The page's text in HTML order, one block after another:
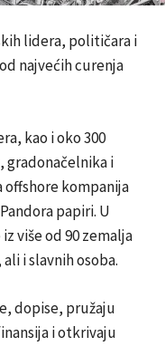
lidera, političara i
najvećih curenja
kao i oko 300
gradonačelnika i
offshore kompanija
papiri. U
više od 90 zemalja
i slavnih osoba.
dopise, pružaju
i otkrivaju